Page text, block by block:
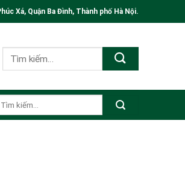
Xá, Quận Ba Đình, Thành phố Hà Nội.
Tìm